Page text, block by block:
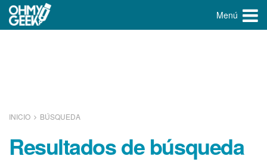
Menú
INICIO BÚSQUEDA
Resultados de búsqueda